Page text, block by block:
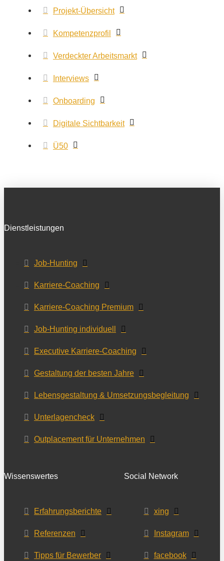
Projekt-Übersicht
Kompetenzprofil
Verdeckter Arbeitsmarkt
Interviews
Onboarding
Digitale Sichtbarkeit
Ü50
Dienstleistungen
Job-Hunting
Karriere-Coaching
Karriere-Coaching Premium
Job-Hunting individuell
Executive Karriere-Coaching
Gestaltung der besten Jahre
Lebensgestaltung & Umsetzungsbegleitung
Unterlagencheck
Outplacement für Unternehmen
Wissenswertes
Erfahrungsberichte
Referenzen
Tipps für Bewerber
Social Network
xing
Instagram
facebook